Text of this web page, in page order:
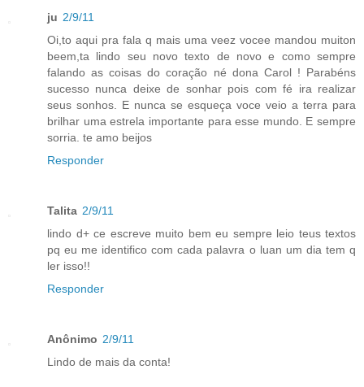
ju 2/9/11
Oi,to aqui pra fala q mais uma veez vocee mandou muiton
beem,ta lindo seu novo texto de novo e como sempre
falando as coisas do coração né dona Carol ! Parabéns
sucesso nunca deixe de sonhar pois com fé ira realizar
seus sonhos. E nunca se esqueça voce veio a terra para
brilhar uma estrela importante para esse mundo. E sempre
sorria. te amo beijos
Responder
Talita 2/9/11
lindo d+ ce escreve muito bem eu sempre leio teus textos
pq eu me identifico com cada palavra o luan um dia tem q
ler isso!!
Responder
Anônimo 2/9/11
Lindo de mais da conta!